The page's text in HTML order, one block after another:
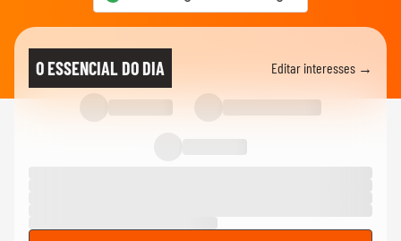
O ESSENCIAL DO DIA Editar interesses →